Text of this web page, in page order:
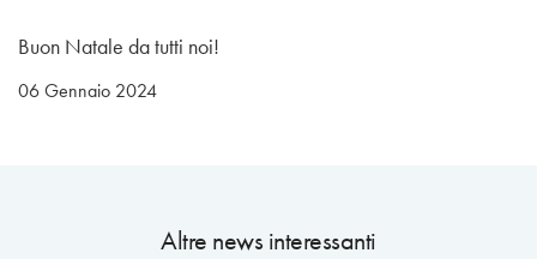
Buon Natale da tutti noi!
06 Gennaio 2024
Altre news interessanti